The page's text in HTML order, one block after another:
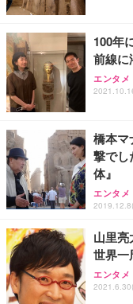
100年
前線に
エンタメ
橋本マ
撃で
体』
エンタメ
山里
世界一
エンタメ